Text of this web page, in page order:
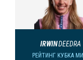
IRWINDEEDRA
РЕЙТИНГ КУБКА